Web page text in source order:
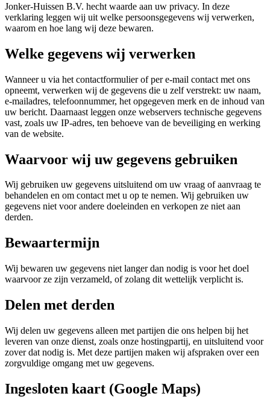
Jonker-Huissen B.V. hecht waarde aan uw privacy. In deze
verklaring leggen wij uit welke persoonsgegevens wij verwerken,
waarom en hoe lang wij deze bewaren.
Welke gegevens wij verwerken
Wanneer u via het contactformulier of per e-mail contact met ons
opneemt, verwerken wij de gegevens die u zelf verstrekt: uw naam,
e-mailadres, telefoonnummer, het opgegeven merk en de inhoud van
uw bericht. Daarnaast leggen onze webservers technische gegevens
vast, zoals uw IP-adres, ten behoeve van de beveiliging en werking
van de website.
Waarvoor wij uw gegevens gebruiken
Wij gebruiken uw gegevens uitsluitend om uw vraag of aanvraag te
behandelen en om contact met u op te nemen. Wij gebruiken uw
gegevens niet voor andere doeleinden en verkopen ze niet aan
derden.
Bewaartermijn
Wij bewaren uw gegevens niet langer dan nodig is voor het doel
waarvoor ze zijn verzameld, of zolang dit wettelijk verplicht is.
Delen met derden
Wij delen uw gegevens alleen met partijen die ons helpen bij het
leveren van onze dienst, zoals onze hostingpartij, en uitsluitend voor
zover dat nodig is. Met deze partijen maken wij afspraken over een
zorgvuldige omgang met uw gegevens.
Ingesloten kaart (Google Maps)